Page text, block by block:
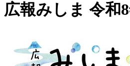
広報みしま 令和